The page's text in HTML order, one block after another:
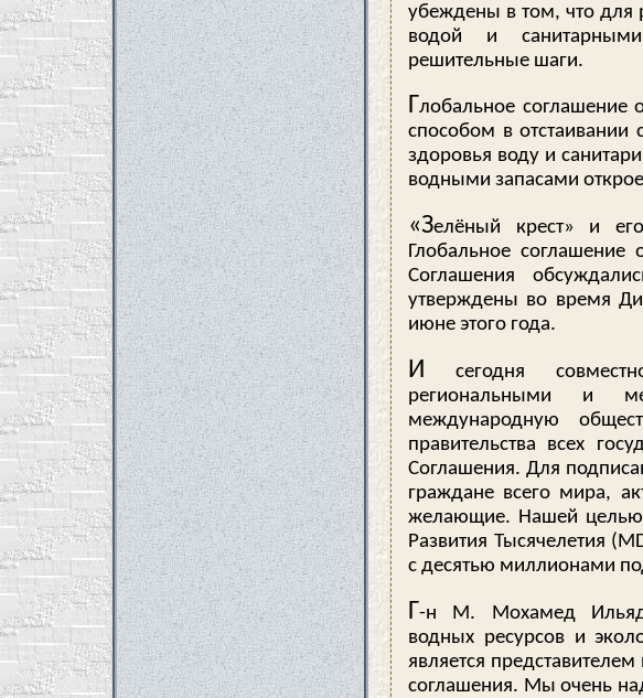
убеждены в том, что для
водой и
решительные шаги.
Глобальное соглашение
способом в отстаивании
здоровья воду и
водными запасами
«Зелёный крест» и
Глобальное
Соглашения
утверждены во время
июне этого года.
И
сегодня
региональными и
международную
правительства всех
Соглашения. Для
граждане всего мира,
желающие. Нашей целью
Развития Тысячелетия
с десятью миллионами
Г-н М. Мохамед
водных ресурсов и
является
соглашения. Мы очень